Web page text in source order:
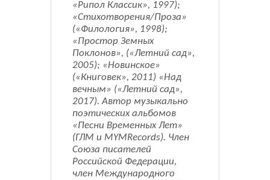
«Рипол Классик», 1997);
«Стихотворения/Проза»
(«Филология», 1998);
«Простор Земных
Поклонов», («Летний сад»,
2005); «Новинское»
(«Книговек», 2011) «Над
вечным» («Летний сад»,
2017). Автор музыкально
поэтических альбомов
«Песни Временных Лет»
(ГЛМ и MYMRecords). Член
Союза писателей
Российской Федерации,
член Международного